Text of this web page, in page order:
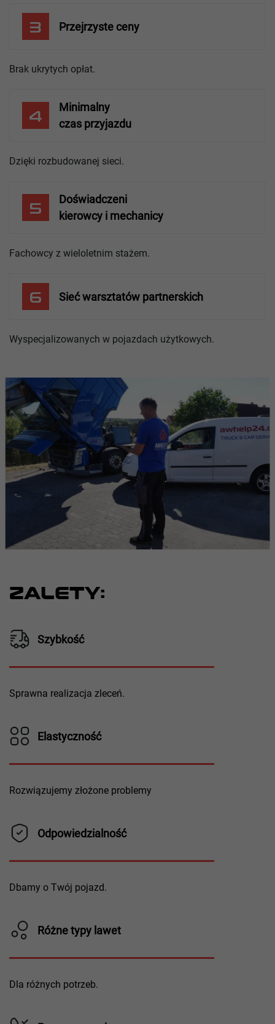
3 Przejrzyste ceny
Brak ukrytych opłat.
4
Minimalny
czas przyjazdu
Dzięki rozbudowanej sieci.
5
Doświadczeni
kierowcy i mechanicy
Fachowcy z wieloletnim stażem.
6 Sieć warsztatów partnerskich
Wyspecjalizowanych w pojazdach użytkowych.
ZALETY:
Szybkość
Sprawna realizacja zleceń.
Elastyczność
Rozwiązujemy złożone problemy
Odpowiedzialność
Dbamy o Twój pojazd.
Różne typy lawet
Dla różnych potrzeb.